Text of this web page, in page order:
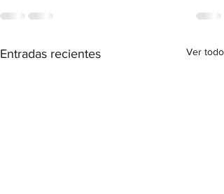
Entradas recientes Ver todo